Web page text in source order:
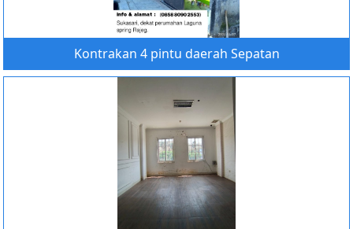
Kontrakan 4 pintu daerah Sepatan